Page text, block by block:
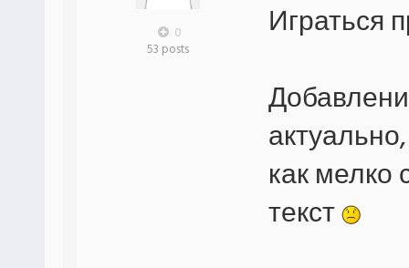
0
53 posts
Играться
как мелко
текст